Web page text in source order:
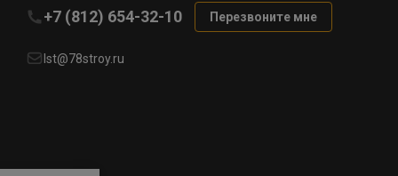
+7 (812) 654-32-10 Перезвоните мне
lst@78stroy.ru